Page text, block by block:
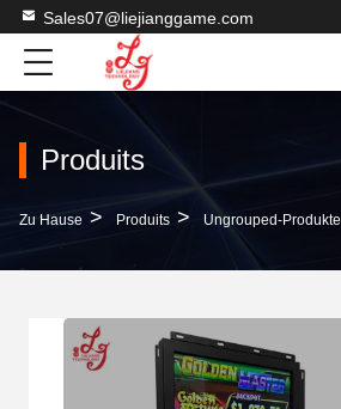
Sales07@liejianggame.com
Produits
Zu Hause > Produits > Ungrouped-Produkte